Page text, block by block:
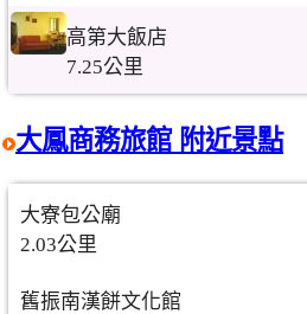
高第大飯店
7.25公里
大鳳商務旅館 附近景點
大寮包公廟
2.03公里
舊振南漢餅文化館